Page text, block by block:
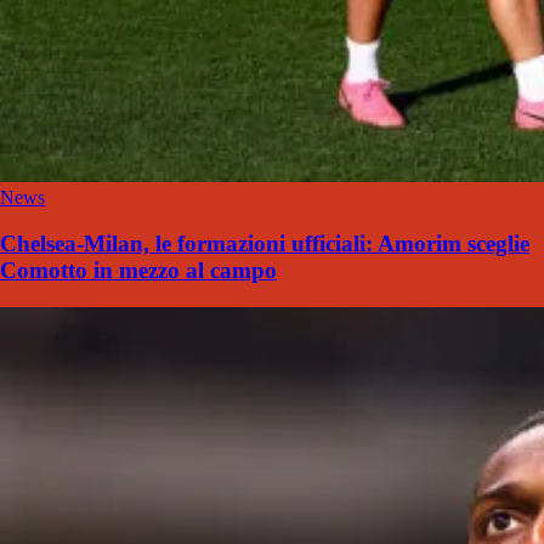
News
Chelsea-Milan, le formazioni ufficiali: Amorim sceglie
Comotto in mezzo al campo